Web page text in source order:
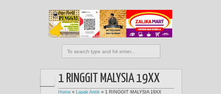
1 RINGGIT MALYSIA 19XX
Home » Lapak Antik » 1 RINGGIT MALYSIA 19XX